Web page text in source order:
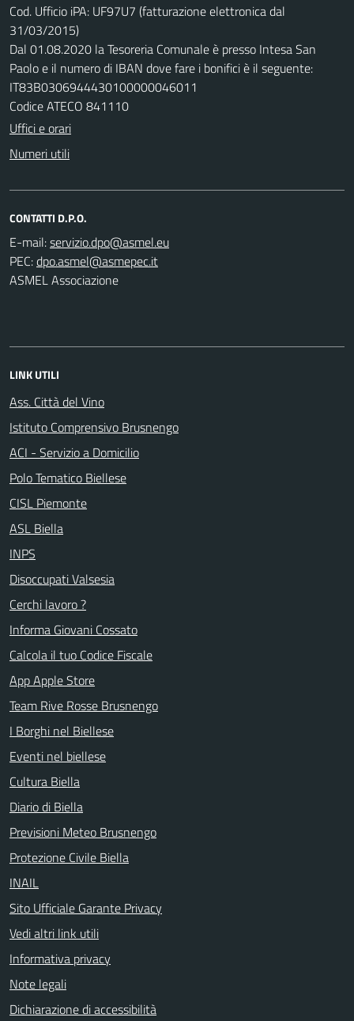
Cod. Ufficio iPA: UF97U7 (fatturazione elettronica dal
31/03/2015)
Dal 01.08.2020 la Tesoreria Comunale è presso Intesa San
Paolo e il numero di IBAN dove fare i bonifici è il seguente:
IT83B0306944430100000046011
Codice ATECO 841110
Uffici e orari
Numeri utili
CONTATTI D.P.O.
E-mail:
PEC:
ASMEL Associazione
LINK UTILI
Ass. Città del Vino
Istituto Comprensivo Brusnengo
ACI - Servizio a Domicilio
Polo Tematico Biellese
CISL Piemonte
ASL Biella
INPS
Disoccupati Valsesia
Cerchi lavoro ?
Informa Giovani Cossato
Calcola il tuo Codice Fiscale
App Apple Store
Team Rive Rosse Brusnengo
I Borghi nel Biellese
Eventi nel biellese
Cultura Biella
Diario di Biella
Previsioni Meteo Brusnengo
Protezione Civile Biella
INAIL
Sito Ufficiale Garante Privacy
Vedi altri link utili
Informativa privacy
Note legali
Dichiarazione di accessibilità